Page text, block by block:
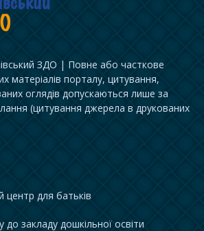
ЗДО | Повне або часткове
матеріалів порталу, цитування,
оглядів допускаються лише за
(цитування джерела в друкованих
центр для батьків
закладу дошкільної освіти